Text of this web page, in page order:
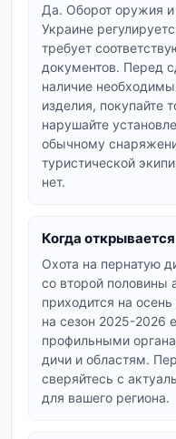
оптикиможно
прицел бу, бинокль
- заметно дешевле
уточняйте
повреждений.
Ножи и
Разделочный нож,
базовый
охотничий нож бу
охотничьих ножей
продавца
Одежда и
Маскировочный
термобельё и
Да. Оборот оружия
Украине
требует
документов. Перед
наличие
изделия, покупайте
нарушайте
обычному
туристической
нет.
Когда
Охота на пернатую
со второй половины
приходится на
на сезон 2025-2026
профильными
дичи и областям.
сверяйтесь с
для вашего региона.